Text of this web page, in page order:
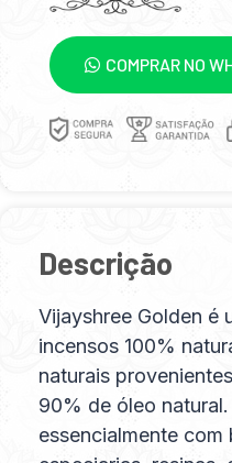
COMPRAR NO
Descrição
Vijayshree Golden é
incensos 100%
naturais
90% de óleo
essencialmente com